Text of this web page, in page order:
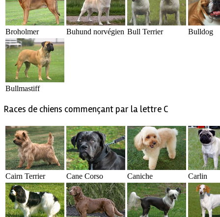
Broholmer Buhund norvégien Bull Terrier Bulldog
Bullmastiff
Races de chiens commençant par la lettre C
Cairn Terrier Cane Corso Caniche Carlin